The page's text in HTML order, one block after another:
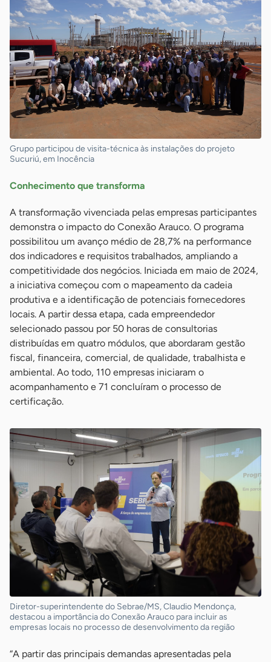
Grupo participou de visita-técnica às instalações do projeto
Sucuriú, em Inocência
Conhecimento que transforma
A transformação vivenciada pelas empresas participantes
demonstra o impacto do Conexão Arauco. O programa
possibilitou um avanço médio de 28,7% na performance
dos indicadores e requisitos trabalhados, ampliando a
competitividade dos negócios. Iniciada em maio de 2024,
a iniciativa começou com o mapeamento da cadeia
produtiva e a identificação de potenciais fornecedores
locais. A partir dessa etapa, cada empreendedor
selecionado passou por 50 horas de consultorias
distribuídas em quatro módulos, que abordaram gestão
fiscal, financeira, comercial, de qualidade, trabalhista e
ambiental. Ao todo, 110 empresas iniciaram o
acompanhamento e 71 concluíram o processo de
certificação.
Diretor-superintendente do Sebrae/MS, Claudio Mendonça,
destacou a importância do Conexão Arauco para incluir as
empresas locais no processo de desenvolvimento da região
“A partir das principais demandas apresentadas pela